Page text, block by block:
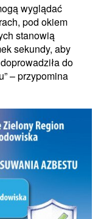
wyglądać
pod okiem
stanowią
sekundy, aby
do
– przypomina